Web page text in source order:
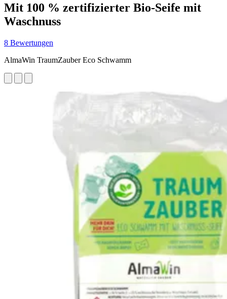
Mit 100 % zertifizierter Bio-Seife mit
Waschnuss
8 Bewertungen
AlmaWin TraumZauber Eco Schwamm